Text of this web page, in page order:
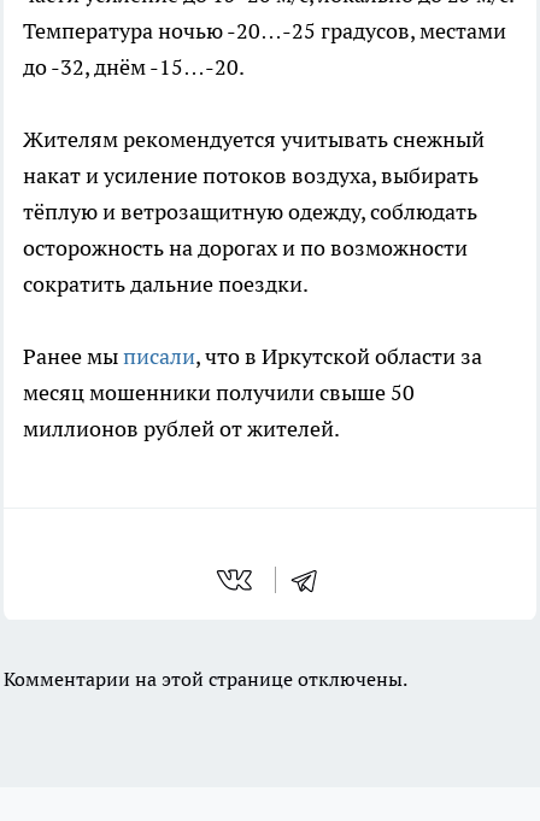
Температура ночью -20…-25 градусов, местами
до -32, днём -15…-20.
Жителям рекомендуется учитывать снежный
накат и усиление потоков воздуха, выбирать
тёплую и ветрозащитную одежду, соблюдать
осторожность на дорогах и по возможности
сократить дальние поездки.
Ранее мыписали, что в Иркутской области за
месяц мошенники получили свыше 50
миллионов рублей от жителей.
Комментарии на этой странице отключены.